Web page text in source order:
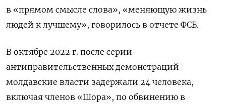
в «прямом смысле слова», «меняющую жизнь
людей к лучшему», говорилось в отчете ФСБ.
В октябре 2022 г. после серии
антиправительственных демонстраций
молдавские власти задержали 24 человека,
включая членов «Шора», по обвинению в